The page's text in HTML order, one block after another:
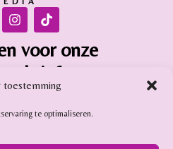
toestemming
te optimaliseren.
voor onze